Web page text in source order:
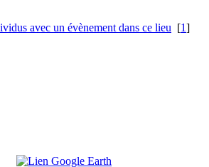
[1]